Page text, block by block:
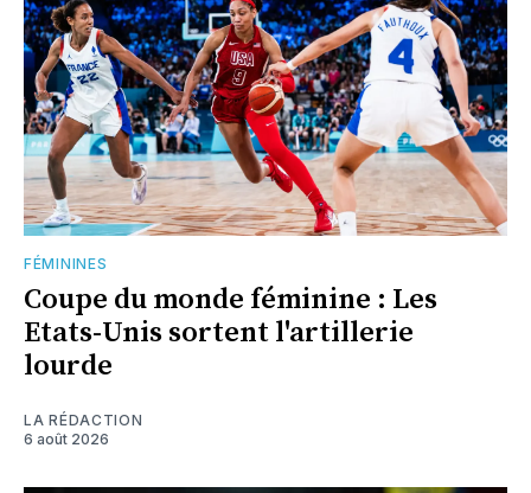
FÉMININES
Coupe du monde féminine : Les
Etats-Unis sortent l'artillerie
lourde
LA RÉDACTION
6 août 2026